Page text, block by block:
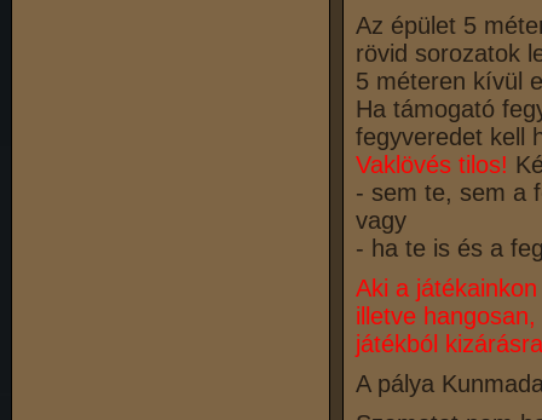
Az épület 5
rövid sorozatok
5 méteren kívül
Ha támogató
fegyveredet kell
Vaklövés tilos!
- sem te, sem a
vagy
- ha te is és a
Aki a
illetve
játékból
A pálya